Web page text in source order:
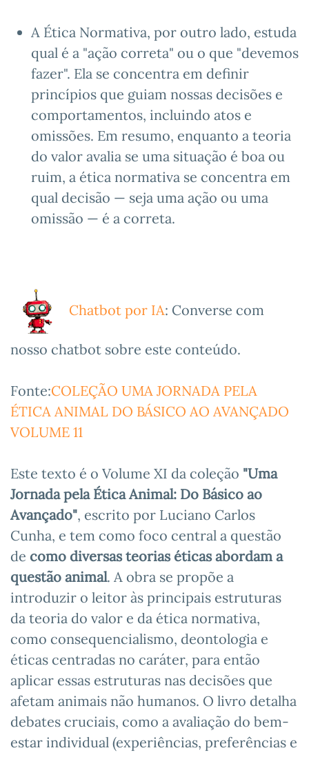
A Ética Normativa, por outro lado, estuda
qual é a "ação correta" ou o que "devemos
fazer". Ela se concentra em definir
princípios que guiam nossas decisões e
comportamentos, incluindo atos e
omissões. Em resumo, enquanto a teoria
do valor avalia se uma situação é boa ou
ruim, a ética normativa se concentra em
qual decisão — seja uma ação ou uma
omissão — é a correta.
Chatbot por IA: Converse com
nosso chatbot sobre este conteúdo.
Fonte:COLEÇÃO UMA JORNADA PELA
ÉTICA ANIMAL DO BÁSICO AO AVANÇADO
VOLUME 11
Este texto é o Volume XI da coleção "Uma
Jornada pela Ética Animal: Do Básico ao
Avançado", escrito por Luciano Carlos
Cunha, e tem como foco central a questão
de como diversas teorias éticas abordam a
questão animal. A obra se propõe a
introduzir o leitor às principais estruturas
da teoria do valor e da ética normativa,
como consequencialismo, deontologia e
éticas centradas no caráter, para então
aplicar essas estruturas nas decisões que
afetam animais não humanos. O livro detalha
debates cruciais, como a avaliação do bem-
estar individual (experiências, preferências e